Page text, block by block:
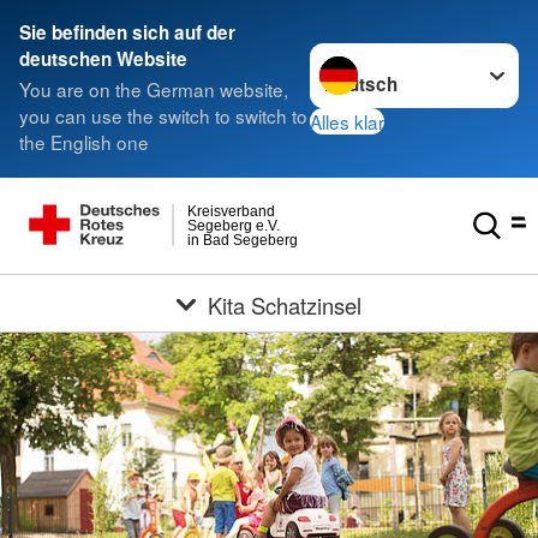
Sie befinden sich auf der
deutschen Website
You are on the German website,
you can use the switch to switch to
the English one
Sprache wechseln zu
Alles klar
in Bad Segeberg
Segeberg e.V.
Kreisverband
Kita Schatzinsel